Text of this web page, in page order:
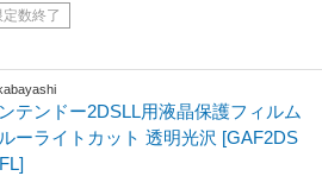
定数終了
テンドー2DSLL用液晶保護フィルム
ーライトカット 透明光沢 [GAF2DS